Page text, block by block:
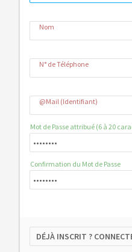
Nom
N° de Téléphone
@Mail (Identifiant)
Mot de Passe attribué (6 à 20
Confirmation du Mot de Passe
DÉJÀ INSCRIT ?